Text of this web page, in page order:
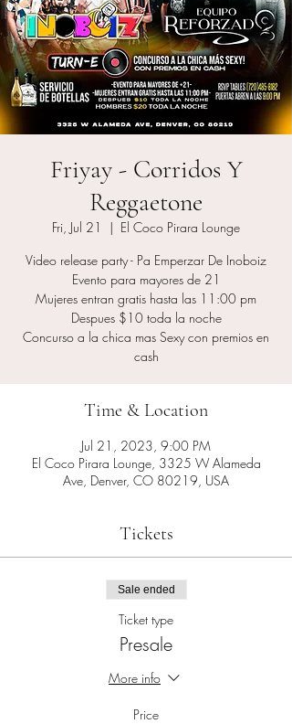
Friyay - Corridos Y
Reggaetone
Fri, Jul 21
  |
El Coco Pirara Lounge
Video release party - Pa Emperzar De Inoboiz
Evento para mayores de 21
Mujeres entran gratis hasta las 11:00 pm
Despues $10 toda la noche
Concurso a la chica mas Sexy con premios en
cash
Time & Location
Jul 21, 2023, 9:00 PM
El Coco Pirara Lounge, 3325 W Alameda
Ave, Denver, CO 80219, USA
Tickets
Sale ended
Ticket type
Presale
More info
Price